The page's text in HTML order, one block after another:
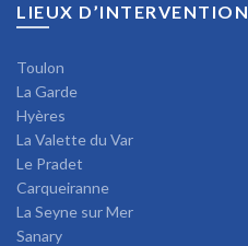
LIEUX D’INTERVENTION
Toulon
La Garde
Hyères
La Valette du Var
Le Pradet
Carqueiranne
La Seyne sur Mer
Sanary